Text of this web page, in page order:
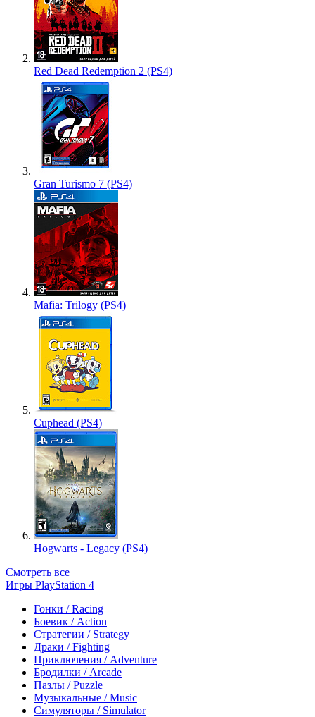
Red Dead Redemption 2 (PS4)
Gran Turismo 7 (PS4)
Mafia: Trilogy (PS4)
Cuphead (PS4)
Hogwarts - Legacy (PS4)
Смотреть все
Игры PlayStation 4
Гонки / Racing
Боевик / Action
Стратегии / Strategy
Драки / Fighting
Приключения / Adventure
Бродилки / Arcade
Пазлы / Puzzle
Музыкальные / Music
Симуляторы / Simulator